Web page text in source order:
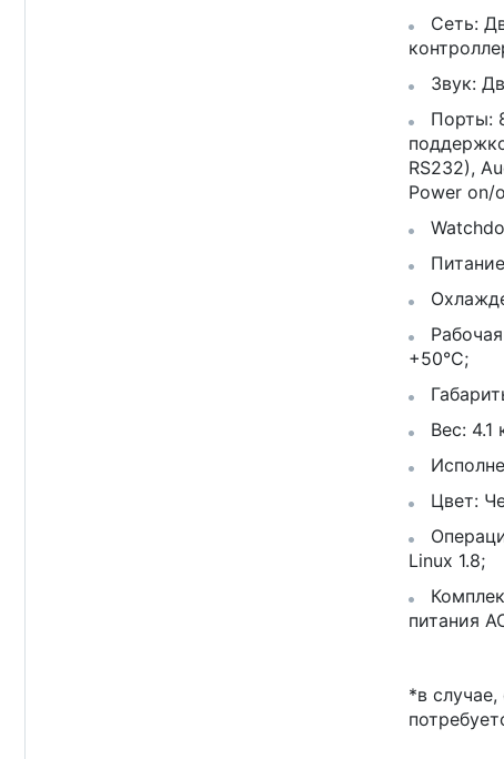
Сеть:
Звук:
Порты:
RS232),
Power on/
+50°C;
Вес: 4.1
Цвет:
Linux 1.8;
питания
*в